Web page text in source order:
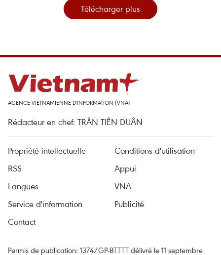
Télécharger plus
AGENCE VIETNAMIENNE D'INFORMATION (VNA)
Rédacteur en chef: TRÂN TIÊN DUÂN
Propriété intellectuelle
Conditions d'utilisation
RSS
Appui
Langues
VNA
Service d'information
Publicité
Contact
Permis de publication: 1374/GP-BTTTT délivré le 11 septembre